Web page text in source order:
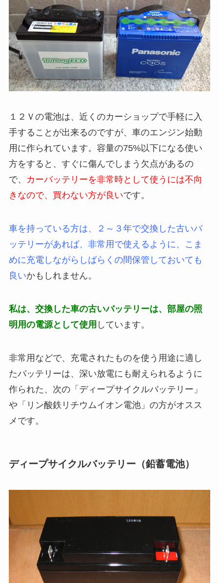
１２Ｖの電池は、近くのカーショップで手軽に入
手することが出来るのですが、車のエンジン始動
用に作られています。容量の75%以下になる使い
方をすると、すぐに傷んでしまう欠点があるの
で、
カーバッテリーを非常時として使うには不向
きなので、買わない方が良いです。
車を持っている方は、２～３年で交換した古いバ
ッテリーがあれば、非常用で使えるように、こま
めに充電しながらしばらくの間保管しておいても
良いかもしれません。
私は、交換した車の古いバッテリーは、部屋の照
明用の電源として使用 しています。
非常用などで、充電されたものを使う用途に適し
たバッテリーは、深い放電にも耐えられるように
作られた、次の「ディープサイクルバッテリー」
や「リン酸鉄リチウムイオン電池」の方がオスス
メです。
ディープサイクルバッテリー（鉛蓄電池）